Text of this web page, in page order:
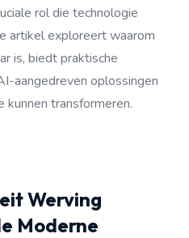
rol die technologie
artikel exploreert waarom
is, biedt praktische
aangedreven oplossingen
kunnen transformeren.
Werving
Moderne